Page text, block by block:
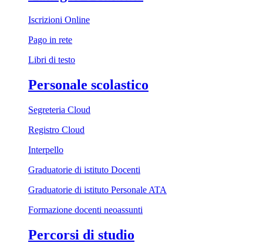
Iscrizioni Online
Pago in rete
Libri di testo
Personale scolastico
Segreteria Cloud
Registro Cloud
Interpello
Graduatorie di istituto Docenti
Graduatorie di istituto Personale ATA
Formazione docenti neoassunti
Percorsi di studio